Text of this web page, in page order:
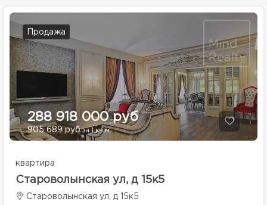
Продажа
288 918 000 руб
905 689 рубза 1 кв.м.
квартира
Староволынская ул, д 15к5
Староволынская ул, д 15к5